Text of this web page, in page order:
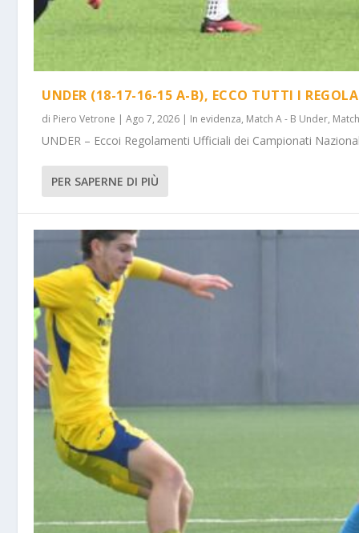
UNDER (18-17-16-15 A-B), ECCO TUTTI I
di Piero Vetrone |Ago 7, 2026 | In evidenza, Match A - B Under,
UNDER – Eccoi Regolamenti Ufficiali dei Campionati
PER SAPERNE DI PIÙ